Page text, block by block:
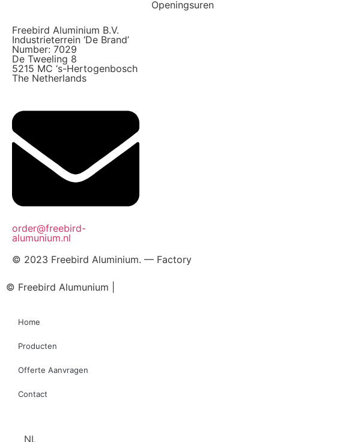
Freebird Aluminium B.V.
Industrieterrein ‘De Brand’
Number: 7029
De Tweeling 8
5215 MC ‘s-Hertogenbosch
The Netherlands
order@freebird-
alumunium.nl
Openingsuren
© 2023 Freebird Aluminium. — Factory
© Freebird Alumunium |
Home
Producten
Offerte Aanvragen
Contact
NL